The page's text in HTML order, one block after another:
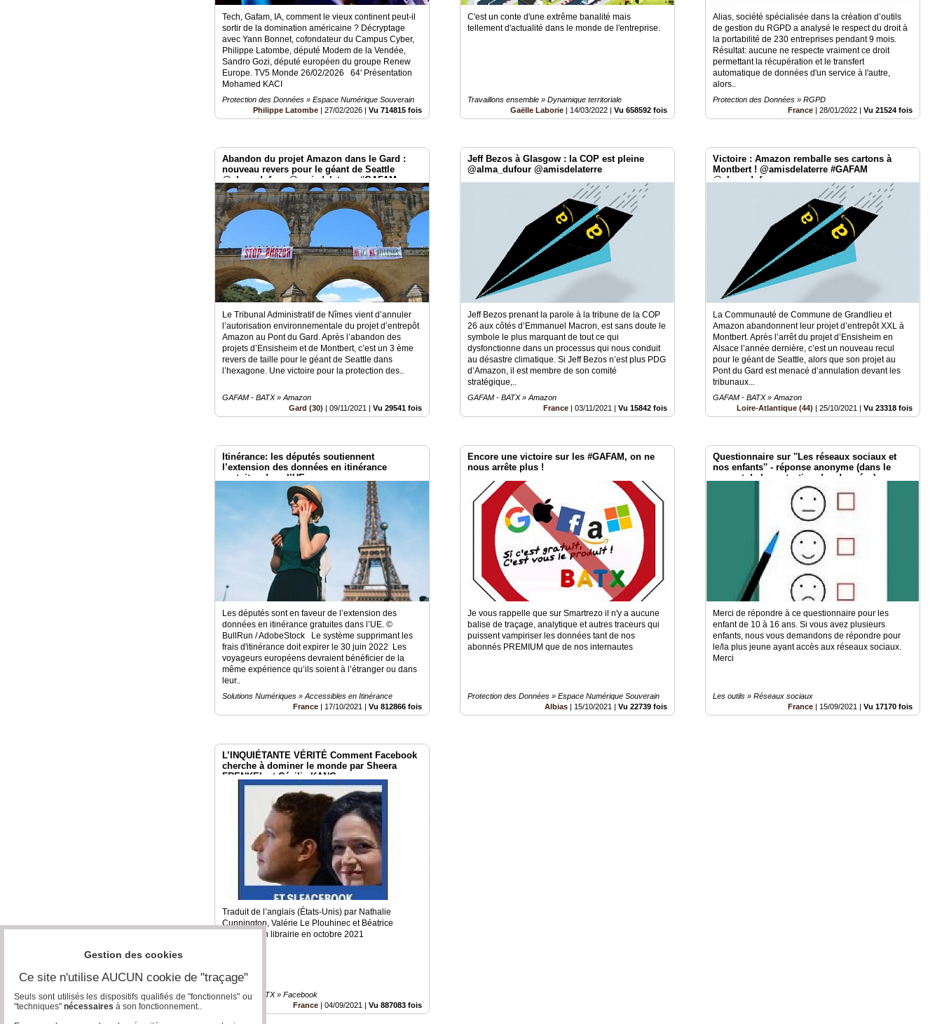
Tech, Gafam, IA, comment le vieux continent peut-il
sortir de la domination américaine ? Décryptage
avec Yann Bonnet, cofondateur du Campus Cyber,
Philippe Latombe, député Modem de la Vendée,
Sandro Gozi, député européen du groupe Renew
Europe. TV5 Monde 26/02/2026 64' Présentation
Mohamed KACI
Protection des Données » Espace Numérique Souverain
Philippe Latombe |27/02/2026 |Vu 714815 fois
C'est un conte d'une extrême banalité mais
tellement d'actualité dans le monde de l'entreprise.
Travaillons ensemble » Dynamique territoriale
Gaëlle Laborie | 14/03/2022 |Vu 658592 fois
Alias, société spécialisée dans la création d’outils
de gestion du RGPD a analysé le respect du droit à
la portabilité de 230 entreprises pendant 9 mois.
Résultat: aucune ne respecte vraiment ce droit
permettant la récupération et le transfert
automatique de données d'un service à l'autre,
alors..
Protection des Données » RGPD
France |28/01/2022 |Vu 21524 fois
Abandon du projet Amazon dans le Gard :
nouveau revers pour le géant de Seattle
@alma_dufour @amisdelaterre #GAFAM
#MAFAG
Le Tribunal Administratif de Nîmes vient d’annuler
l’autorisation environnementale du projet d’entrepôt
Amazon au Pont du Gard. Après l’abandon des
projets d’Ensisheim et de Montbert, c’est un 3 ème
revers de taille pour le géant de Seattle dans
l’hexagone. Une victoire pour la protection des..
GAFAM - BATX » Amazon
Gard (30) |09/11/2021 |Vu 29541 fois
Jeff Bezos à Glasgow : la COP est pleine
@alma_dufour @amisdelaterre
Jeff Bezos prenant la parole à la tribune de la COP
26 aux côtés d’Emmanuel Macron, est sans doute le
symbole le plus marquant de tout ce qui
dysfonctionne dans un processus qui nous conduit
au désastre climatique. Si Jeff Bezos n’est plus PDG
d’Amazon, il est membre de son comité
stratégique,..
GAFAM - BATX » Amazon
France |03/11/2021 |Vu 15842 fois
Victoire : Amazon remballe ses cartons à
Montbert ! @amisdelaterre #GAFAM
@alma_dufour
La Communauté de Commune de Grandlieu et
Amazon abandonnent leur projet d’entrepôt XXL à
Montbert. Après l’arrêt du projet d’Ensisheim en
Alsace l’année dernière, c’est un nouveau recul
pour le géant de Seattle, alors que son projet au
Pont du Gard est menacé d’annulation devant les
tribunaux...
GAFAM - BATX » Amazon
Loire-Atlantique (44)
|25/10/2021 |Vu 23318 fois
Itinérance: les députés soutiennent
l’extension des données en itinérance
gratuites dans l’UE
Les députés sont en faveur de l’extension des
données en itinérance gratuites dans l’UE. ©
BullRun / AdobeStock Le système supprimant les
frais d'itinérance doit expirer le 30 juin 2022 Les
voyageurs européens devraient bénéficier de la
même expérience qu’ils soient à l’étranger ou dans
leur..
Solutions Numériques » Accessibles en Itinérance
France | 17/10/2021 |Vu 812866 fois
Encore une victoire sur les #GAFAM, on ne
nous arrête plus !
Je vous rappelle que sur Smartrezo il n'y a aucune
balise de traçage, analytique et autres traceurs qui
puissent vampiriser les données tant de nos
abonnés PREMIUM que de nos internautes
Protection des Données » Espace Numérique Souverain
Albias | 15/10/2021 |Vu 22739 fois
Questionnaire sur ''Les réseaux sociaux et
nos enfants'' - réponse anonyme (dans le
respect de la protection des données)
Merci de répondre à ce questionnaire pour les
enfant de 10 à 16 ans. Si vous avez plusieurs
enfants, nous vous demandons de répondre pour
le/la plus jeune ayant accès aux réseaux sociaux.
Merci
Les outils » Réseaux sociaux
France | 15/09/2021 |Vu 17170 fois
L’INQUIÉTANTE VÉRITÉ Comment Facebook
cherche à dominer le monde par Sheera
FRENKEL et Cécilia KANG
Traduit de l’anglais (États-Unis) par Nathalie
Cunnington, Valérie Le Plouhinec et Béatrice
Taupeau En librairie en octobre 2021
GAFAM - BATX » Facebook
France |04/09/2021 |Vu 887083 fois
Gestion des cookies
Ce site n'utilise AUCUN cookie de "traçage"
Seuls sont utilisés les dispositifs qualifiés de "fonctionnels" ou
"techniques" nécessaires à son fonctionnement..